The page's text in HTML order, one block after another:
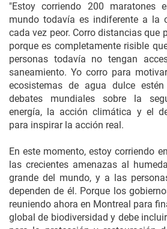
"Estoy corriendo 200 maratones
mundo todavía es indiferente a la
cada vez peor. Corro distancias que
porque es completamente risible
personas todavía no tengan
saneamiento. Yo corro para
ecosistemas de agua dulce
debates mundiales sobre la
energía, la acción climática y el
para inspirar la acción real.
En este momento, estoy corriendo
las crecientes amenazas al
grande del mundo, y a las
dependen de él. Porque los
reuniendo ahora en Montreal para
global de biodiversidad y debe